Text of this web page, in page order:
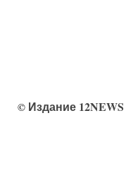
© Издание 12NEWS